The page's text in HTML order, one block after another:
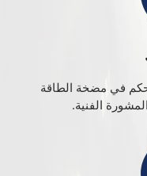
في مضخة الطاقة
الفنية.